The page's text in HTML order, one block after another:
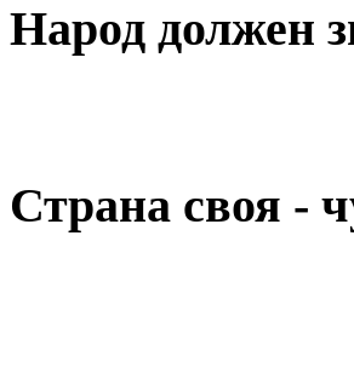
Народ должен
Страна своя -